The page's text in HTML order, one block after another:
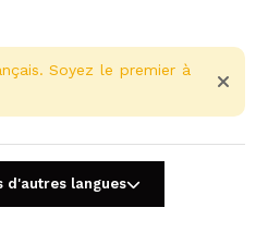
Soyez le premier à
d'autres langues